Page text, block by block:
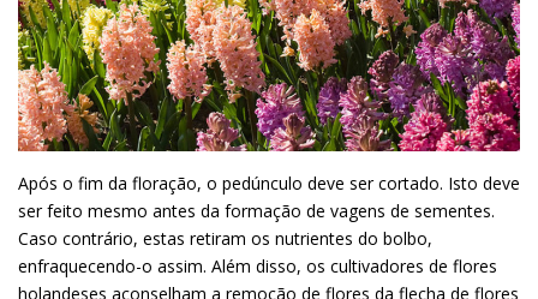
Após o fim da floração, o pedúnculo deve ser cortado. Isto deve
ser feito mesmo antes da formação de vagens de sementes.
Caso contrário, estas retiram os nutrientes do bolbo,
enfraquecendo-o assim. Além disso, os cultivadores de flores
holandeses aconselham a remoção de flores da flecha de flores